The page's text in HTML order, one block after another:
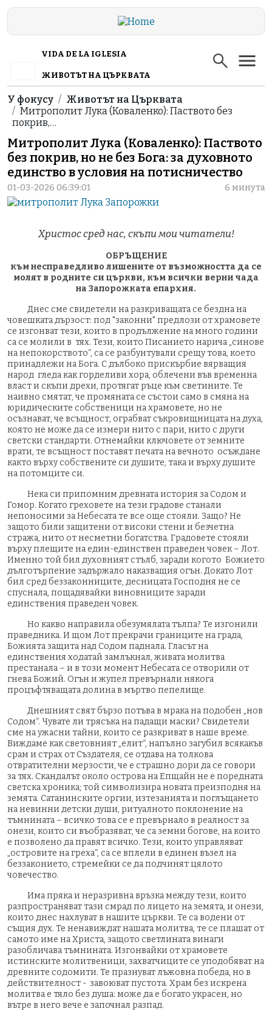
Skip to main content
VIDA DE LA IGLESIA
ЖИВОТЪТ НА ЦЪРКВАТА
Breadcrumb
У фокусу
Животът на Църквата
Митрополит Лука (Коваленко): Паството без
покрив,…
Митрополит Лука (Коваленко): Паството
без покрив, но не без Бога: за духовното
единство в условия на потисничество
01-03-2026 06:39:01 6 минута
Христос сред нас, скъпи мои читатели!
ОБРЪЩЕНИЕ
към несправедливо лишените от възможността да се
молят в родните си църкви, към всички верни чада
на Запорожката епархия.
Днес сме свидетели на разкриващата се бездна на
човешката дързост: под "законни" предлози от храмовете
се изгонват тези, които в продължение на много години
са се молили в тях. Тези, които Писанието нарича „синове
на непокорството“, са се разбунтували срещу това, което
принадлежи на Бога. С дълбоко прискърбие вярващия
народ гледа как горделиви хора, облечени във временна
власт и скъпи дрехи, протягат ръце към светините. Те
наивно смятат, че промяната се състои само в смяна на
юридическите собственици на храмовете, но не
осъзнават, че всъщност, ограбват съкровищницата на духа,
която не може да се измери нито с пари, нито с други
светски стандарти. Отнемайки ключовете от земните
врати, те всъщност поставят печата на вечното осъждане
както върху собствените си душите, така и върху душите
на потомците си.
Нека си припомним древната история за Содом и
Гомор. Когато греховете на тези градове станали
непоносими за Небесата те все още стояли. Защо? Не
защото били защитени от високи стени и безчетна
стража, нито от несметни богатства. Градовете стояли
върху плещите на един-единствен праведен човек – Лот.
Именно той бил духовният стълб, заради когото Божието
дълготърпение задържало наказващия огън. Докато Лот
бил сред беззаконниците, десницата Господня не се
спуснала, пощадявайки виновниците заради
единствения праведен човек.
Но какво направила обезумялата тълпа? Те изгонили
праведника. И щом Лот прекрачи границите на града,
Божията защита над Содом паднала. Гласът на
единствения ходатай замлъкнал, живата молитва
престанала – и в този момент Небесата се отворили от
гнева Божий. Огън и жупел превърнали някога
процъфтяващата долина в мъртво пепелище.
Днешният свят бързо потъва в мрака на подобен „нов
Содом“. Чувате ли трясъка на падащи маски? Свидетели
сме на ужасни тайни, които се разкриват в наше време.
Виждаме как световният „елит“, напълно загубил всякакъв
срам и страх от Създателя, се отдава на толкова
отвратителни мерзости, че е страшно дори да се говори
за тях. Скандалът около острова на Епщайн не е поредната
светска хроника; той символизира новата преизподня на
земята. Сатанинските оргии, изтезанията и поглъщането
на невинни детски души, ритуалното поклонение на
тъмнината – всичко това се е превърнало в реалност за
онези, които си въобразяват, че са земни богове, на които
е позволено да правят всичко. Тези, които управляват
„островите на греха“, са се вплели в единен възел на
беззаконието, стремейки се да подчинят цялото
човечество.
Има пряка и неразривна връзка между тези, които
разпространяват тази смрад по лицето на земята, и онези,
които днес нахлуват в нашите църкви. Те са водени от
същия дух. Те ненавиждат нашата молитва, те се плашат от
самото име на Христа, защото светлината винаги
разобличава тъмнината. Изгонвайки от храмовете
истинските молитвеници, захватчиците се уподобяват на
древните содомити. Те празнуват лъжовна победа, но в
действителност - завоюват пустота. Храм без искрена
молитва е тяло без душа: може да е богато украсен, но
вътре в него вече е започнал разпад.